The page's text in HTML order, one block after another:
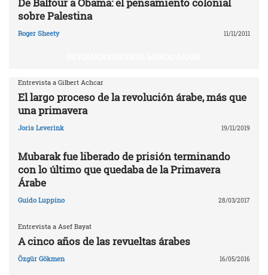
sobre Palestina
Roger Sheety 11/11/2011
Entrevista a Gilbert Achcar
El largo proceso de la revolución árabe, más que
una primavera
Joris Leverink 19/11/2019
Mubarak fue liberado de prisión terminando
con lo último que quedaba de la Primavera
Árabe
Guido Luppino 28/03/2017
Entrevista a Asef Bayat
A cinco años de las revueltas árabes
Özgür Gökmen 16/05/2016